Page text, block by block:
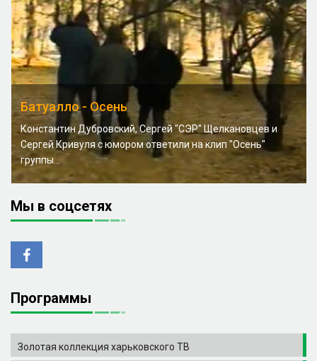
Батуалло - Осень
Константин Дубровский, Сергей "СЭР" Щелкановцев и
Сергей Кривуля с юмором ответили на клип "Осень"
группы...
Мы в соцсетях
Программы
Золотая коллекция харьковского ТВ